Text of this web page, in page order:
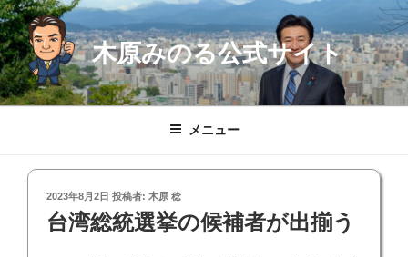
コ
ン
テ
ン
ツ
木原みのる公式サイト
メニュー
投
稿
日:
2023年8月2日 投稿者: 木原 稔
台湾総統選挙の候補者が出揃う